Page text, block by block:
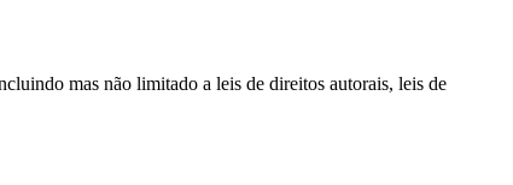
mas não limitado a leis de direitos autorais, leis de